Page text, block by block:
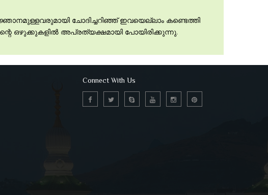
ചോദിച്ചറിഞ്ഞ് ഇവയെല്ലാം കണ്ടെത്തി
ഒഴുക്കുകളില്‍ അപ്രത്യക്ഷമായി പോയിരിക്കുന്നു.
Connect With Us